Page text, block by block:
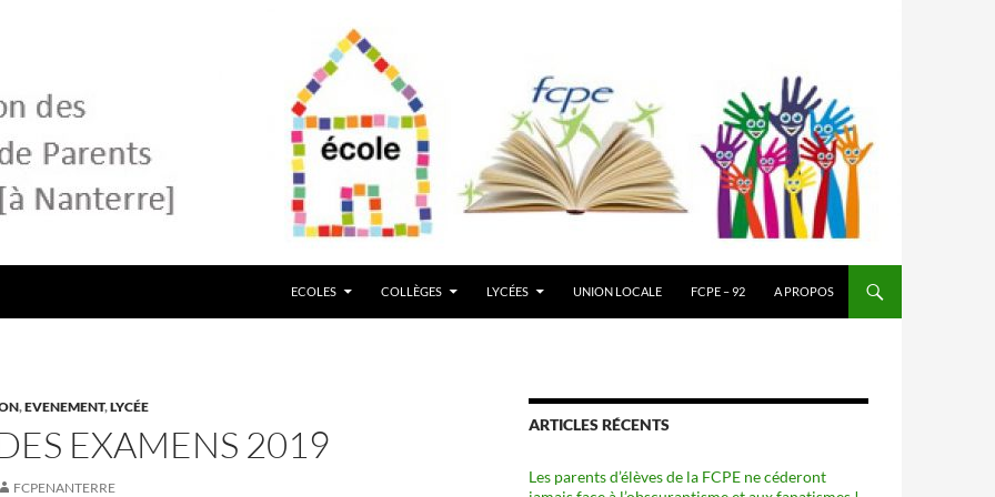
ECOLES COLLÈGES LYCÉES UNION LOCALE FCPE – 92 A PROPOS
,EVENEMENT,LYCÉE
EXAMENS 2019
FCPENANTERRE
ARTICLES RÉCENTS
Les parents d’élèves de la FCPE ne céderont